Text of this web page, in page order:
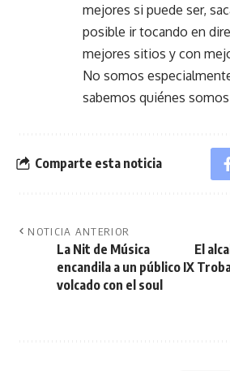
mejores si puede ser,
posible ir tocando en
mejores sitios y con
No somos
sabemos quiénes
Comparte esta noticia
NOTICIA ANTERIOR
La Nit de Música
encandila a un público
volcado con el soul
El
IX